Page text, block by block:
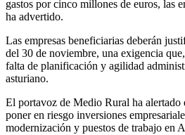
gastos por cinco millones de euros, las
ha advertido.
Las empresas beneficiarias deberán
del 30 de noviembre, una exigencia
falta de planificación y agilidad
asturiano.
El portavoz de Medio Rural ha alertado
poner en riesgo inversiones
modernización y puestos de trabajo en